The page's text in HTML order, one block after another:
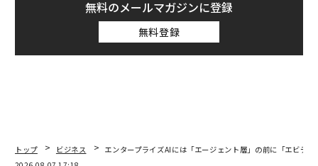
無料のメールマガジンに登録
無料登録
トップ ビジネス
エンタープライズAIには「エージェント層」の前に「エビデ